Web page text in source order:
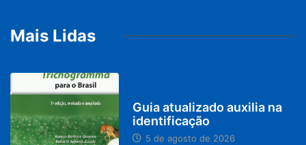
Mais Lidas
Guia atualizado auxilia na
identificação
5 de agosto de 2026